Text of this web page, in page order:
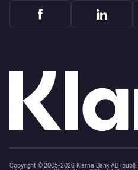
Copyright © 2005-2026 Klarna Bank AB